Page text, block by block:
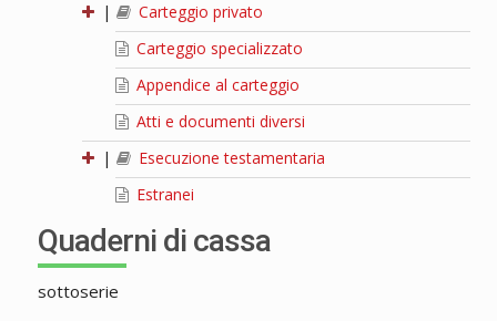
|
Carteggio privato
Carteggio specializzato
Appendice al carteggio
Atti e documenti diversi
|
Esecuzione testamentaria
Estranei
Quaderni di cassa
sottoserie